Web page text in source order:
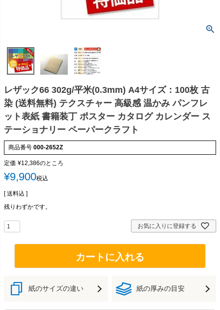
レザック66 302g/平米(0.3mm) A4サイズ：100枚 古
染 (送料無料) テクスチャー 高級感 温かみ パンフレ
ット表紙 書籍装丁 ポスター カタログ カレンダー ス
テーショナリー ペーパークラフト
商品番号 000-2652Z
定価 ¥12,386のところ
¥9,900税込
送料込
残りわずかです。
お気に入りに登録する
カートに入れる
紙のサイズの違い 紙の厚みの目安